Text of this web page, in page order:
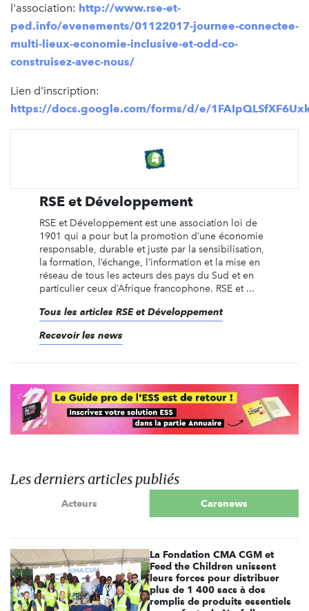
l'association: http://www.rse-et-
ped.info/evenements/01122017-journee-connectee-
multi-lieux-economie-inclusive-et-odd-co-
construisez-avec-nous/
Lien d'inscription:
https://docs.google.com/forms/d/e/
RSE et Développement
RSE et Développement est une association loi de
1901 qui a pour but la promotion d’une économie
responsable, durable et juste par la sensibilisation,
la formation, l’échange, l’information et la mise en
réseau de tous les acteurs des pays du Sud et en
particulier ceux d’Afrique francophone. RSE et ...
Tous les articles RSE et Développement
Recevoir les news
Les derniers articles publiés
Acteurs Carenews
La Fondation CMA CGM et
Feed the Children unissent
leurs forces pour distribuer
plus de 1 400 sacs à dos
remplis de produits essentiels